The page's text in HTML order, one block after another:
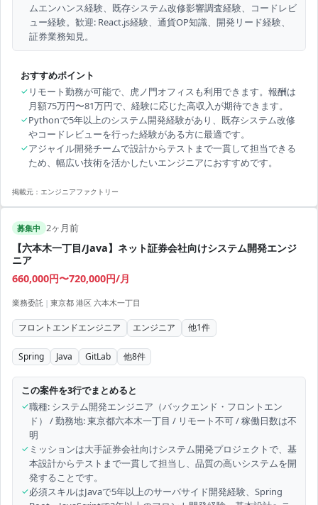
ムエンハンス経験、既存システム改修影響調査経験、コードレビ
ュー経験。歓迎: React.js経験、通貨OP知識、開発リード経験、
証券業務知見。
おすすめポイント
✓ リモート勤務が可能で、虎ノ門オフィスも利用できます。報酬は
月額75万円〜81万円で、経験に応じた高収入が期待できます。
✓Pythonで5年以上のシステム開発経験があり、既存システム改修
やコードレビューを行った経験がある方に最適です。
✓アジャイル開発チームで設計からテストまで一貫して担当できる
ため、幅広い技術を活かしたいエンジニアにおすすめです。
掲載元： エンジニアファクトリー
募集中 2ヶ月前
【六本木一丁目/Java】ネット証券会社向けシステム開発エンジ
ニア
660,000円〜720,000円/月
業務委託 | 東京都 港区 六本木一丁目
フロントエンドエンジニア エンジニア 他1件
Spring Java GitLab 他8件
この案件を3行でまとめると
✓職種: システム開発エンジニア（バックエンド・フロントエン
ド） / 勤務地: 東京都六本木一丁目 / リモート不可 / 稼働日数は不
明
✓ ミッションは大手証券会社向けシステム開発プロジェクトで、基
本設計からテストまで一貫して担当し、品質の高いシステムを開
発することです。
✓必須スキルはJavaで5年以上のサーバサイド開発経験、Spring